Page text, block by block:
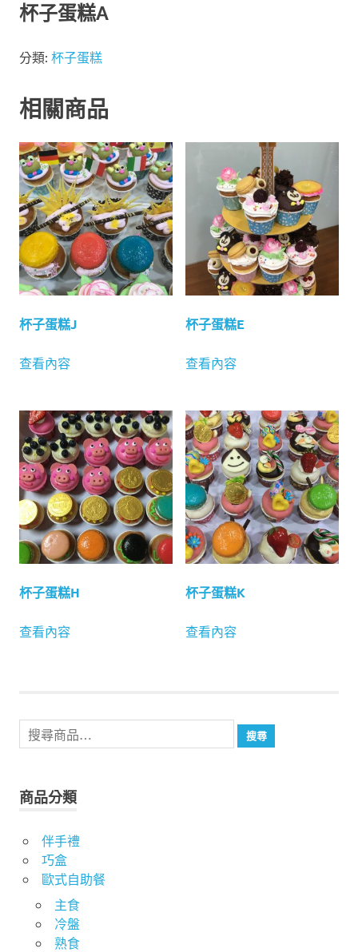
杯子蛋糕A
分類: 杯子蛋糕
相關商品
杯子蛋糕J
查看內容
杯子蛋糕E
查看內容
杯子蛋糕H
查看內容
杯子蛋糕K
查看內容
搜
尋
鍵
字:
搜尋
商品分類
伴手禮
巧盒
歐式自助餐
主食
冷盤
熟食